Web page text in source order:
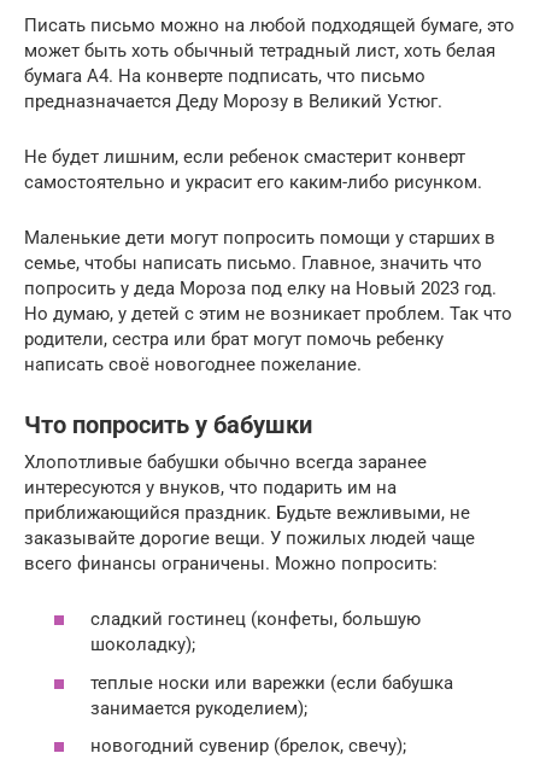
Писать письмо можно на любой подходящей бумаге, это
может быть хоть обычный тетрадный лист, хоть белая
бумага А4. На конверте подписать, что письмо
предназначается Деду Морозу в Великий Устюг.
Не будет лишним, если ребенок смастерит конверт
самостоятельно и украсит его каким-либо рисунком.
Маленькие дети могут попросить помощи у старших в
семье, чтобы написать письмо. Главное, значить что
попросить у деда Мороза под елку на Новый 2023 год.
Но думаю, у детей с этим не возникает проблем. Так что
родители, сестра или брат могут помочь ребенку
написать своё новогоднее пожелание.
Что попросить у бабушки
Хлопотливые бабушки обычно всегда заранее
интересуются у внуков, что подарить им на
приближающийся праздник. Будьте вежливыми, не
заказывайте дорогие вещи. У пожилых людей чаще
всего финансы ограничены. Можно попросить:
сладкий гостинец (конфеты, большую
шоколадку);
теплые носки или варежки (если бабушка
занимается рукоделием);
новогодний сувенир (брелок, свечу);